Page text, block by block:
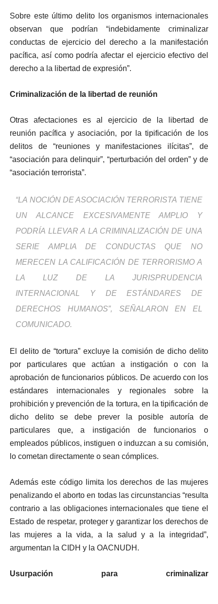
Sobre este último delito los organismos internacionales
observan que podrían “indebidamente criminalizar
conductas de ejercicio del derecho a la manifestación
pacífica, así como podría afectar el ejercicio efectivo del
derecho a la libertad de expresión”.
Criminalización de la libertad de reunión
Otras afectaciones es al ejercicio de la libertad de
reunión pacífica y asociación, por la tipificación de los
delitos de “reuniones y manifestaciones ilícitas”, de
“asociación para delinquir”, “perturbación del orden” y de
“asociación terrorista”.
“LA NOCIÓN DE ASOCIACIÓN TERRORISTA TIENE
UN ALCANCE EXCESIVAMENTE AMPLIO Y
PODRÍA LLEVAR A LA CRIMINALIZACIÓN DE UNA
SERIE AMPLIA DE CONDUCTAS QUE NO
MERECEN LA CALIFICACIÓN DE TERRORISMO A
LA LUZ DE LA JURISPRUDENCIA
INTERNACIONAL Y DE ESTÁNDARES DE
DERECHOS HUMANOS”, SEÑALARON EN EL
COMUNICADO.
El delito de “tortura” excluye la comisión de dicho delito
por particulares que actúan a instigación o con la
aprobación de funcionarios públicos. De acuerdo con los
estándares internacionales y regionales sobre la
prohibición y prevención de la tortura, en la tipificación de
dicho delito se debe prever la posible autoría de
particulares que, a instigación de funcionarios o
empleados públicos, instiguen o induzcan a su comisión,
lo cometan directamente o sean cómplices.
Además este código limita los derechos de las mujeres
penalizando el aborto en todas las circunstancias “resulta
contrario a las obligaciones internacionales que tiene el
Estado de respetar, proteger y garantizar los derechos de
las mujeres a la vida, a la salud y a la integridad”,
argumentan la CIDH y la OACNUDH.
Usurpación para criminalizar